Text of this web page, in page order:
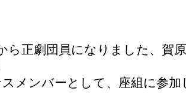
ら正劇団員になりました、賀
メンバーとして、座組に参